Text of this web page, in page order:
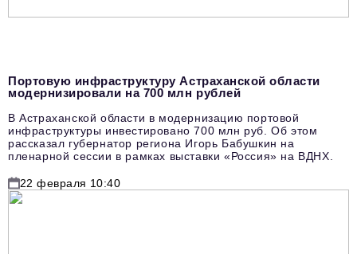
Портовую инфраструктуру Астраханской области
модернизировали на 700 млн рублей
В Астраханской области в модернизацию портовой
инфраструктуры инвестировано 700 млн руб. Об этом
рассказал губернатор региона Игорь Бабушкин на
пленарной сессии в рамках выставки «Россия» на ВДНХ.
22 февраля 10:40